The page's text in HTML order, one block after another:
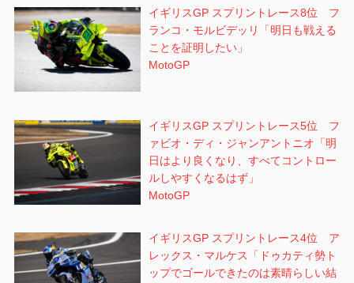
イギリスGP スプリントレース8位 フ
ランコ・モルビデッリ「明日も戦える
ことを証明したい」
MotoGP
イギリスGP スプリントレース5位 フ
ァビオ・ディ・ジャンアントニオ「明
日はより良くなり、すべてコントロー
ルしやすくなるはず」
MotoGP
イギリスGP スプリントレース4位 ア
レックス・マルケス「ドゥカティ勢ト
ップでゴールできたのは素晴らしい結